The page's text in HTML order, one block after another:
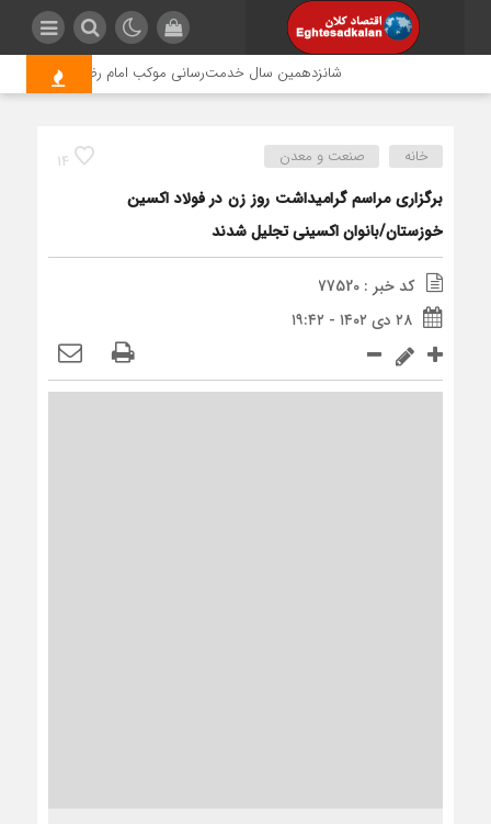
شانزدهمین سال خدمت‌رسانی موکب امام رضا (ع) پتروشیمی
14 خانه صنعت و معدن
برگزاری مراسم گرامیداشت روز زن در فولاد اکسین
خوزستان/بانوان اکسینی تجلیل شدند
کد خبر : 77520
۲۸ دی ۱۴۰۲ - ۱۹:۴۲